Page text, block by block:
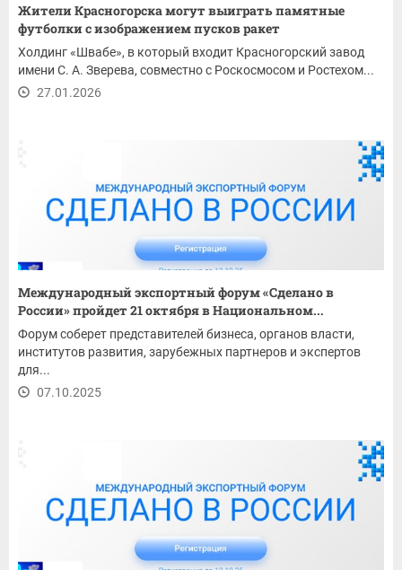
Жители Красногорска могут выиграть памятные
футболки с изображением пусков ракет
Холдинг «Швабе», в который входит Красногорский завод
имени С. А. Зверева, совместно с Роскосмосом и Ростехом...
27.01.2026
Международный экспортный форум «Сделано в
России» пройдет 21 октября в Национальном...
Форум соберет представителей бизнеса, органов власти,
институтов развития, зарубежных партнеров и экспертов
для...
07.10.2025